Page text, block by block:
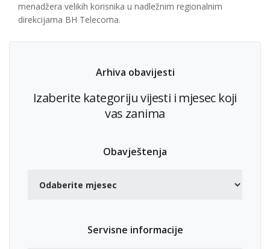
menadžera velikih korisnika u nadležnim regionalnim
direkcijama BH Telecoma.
Arhiva obavijesti
Izaberite kategoriju vijesti i mjesec koji
vas zanima
Obavještenja
Servisne informacije